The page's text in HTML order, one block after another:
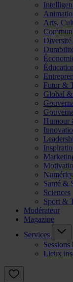
Arts,
Futur &
Global
Humour
Santé &
Sciences
Sport &
Modérateur
Magazine
Services
Lieux